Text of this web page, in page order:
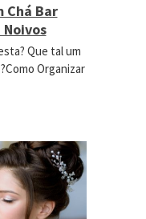
Chá Bar
Que tal um
Organizar